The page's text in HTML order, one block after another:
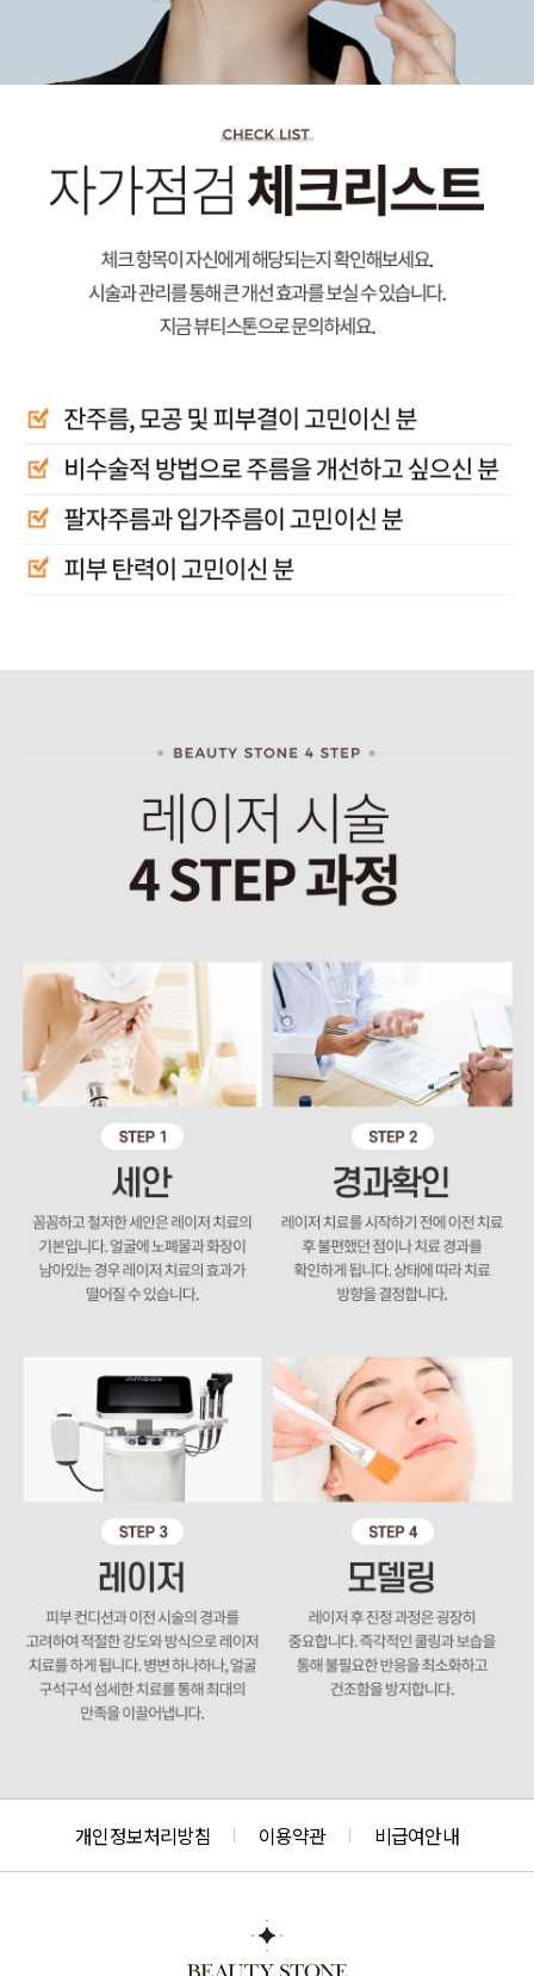
개인정보처리방침 이용약관 비급여안내